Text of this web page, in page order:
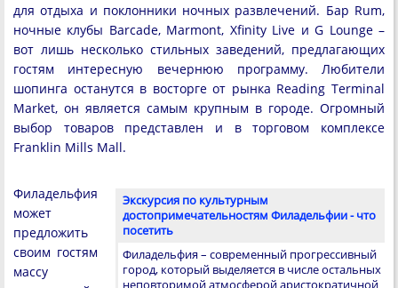
для отдыха и поклонники ночных развлечений. Бар Rum,
ночные клубы Barcade, Marmont, Xfinity Live и G Lounge –
вот лишь несколько стильных заведений, предлагающих
гостям интересную вечернюю программу. Любители
шопинга останутся в восторге от рынка Reading Terminal
Market, он является самым крупным в городе. Огромный
выбор товаров представлен и в торговом комплексе
Franklin Mills Mall.
Экскурсия по культурным
достопримечательностям Филадельфии - что
посетить
Филадельфия – современный прогрессивный
город, который выделяется в числе остальных
неповторимой атмосферой аристократичной
Филадельфия
может
предложить
своим гостям
массу